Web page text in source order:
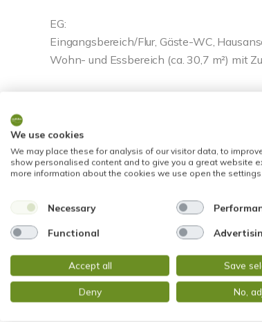
EG:
Eingangsbereich/Flur, Gäste-WC,
Wohn- und Essbereich (ca. 30,7 m²) mit
Flur, modernes Tageslichtbad (ca. 8 m²),
Arbeitszimmer (ca. 10 m²).
DG:
Kleiner Flur, weiteres Tageslichtbad,
Die Highlights im Überblick:
o Zwei Tageslichtbäder
o Modernes Bad mit Wanne und Dusche
o Zusätzliches Duschbad
We use cookies
We may place these for analysis of our visitor data, to
show personalised content and to give you a great website
more information about the cookies we use open the settings.
Necessary
Functional
Accept all Save
Deny No,